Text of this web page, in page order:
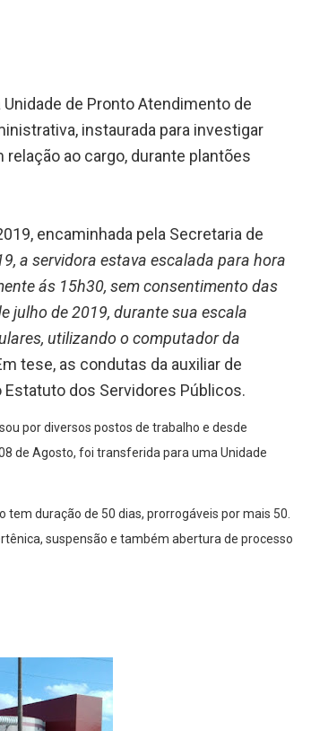
de Pronto Atendimento de
instaurada para investigar
ao cargo, durante plantões
encaminhada pela Secretaria de
a servidora estava escalada para hora
ás 15h30, sem consentimento das
julho de 2019, durante sua escala
utilizando o computador da
tese, as condutas da auxiliar de
dos Servidores Públicos.
por diversos postos de trabalho e desde
de Agosto, foi transferida para uma Unidade
duração de 50 dias, prorrogáveis por mais 50.
suspensão e também abertura de processo